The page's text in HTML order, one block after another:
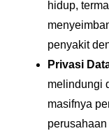
hidup,
penyakit
Privasi
melindungi
masifnya